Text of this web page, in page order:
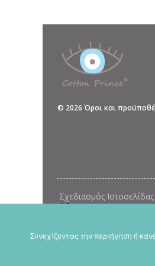
© 2026 Όροι και
Σχεδιασμός Ιστοσελίδας
Συνεχίζοντας την περιήγηση ή